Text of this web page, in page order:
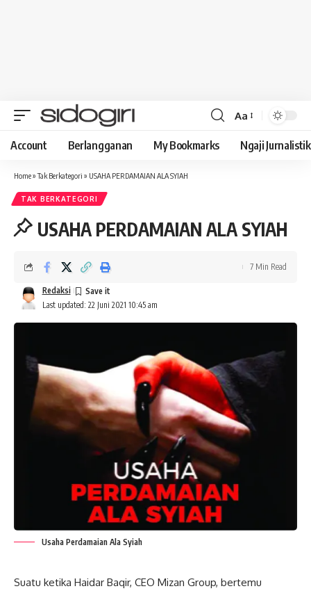
Font
Resizer
Aa
Account Berlangganan My Bookmarks Ngaji Jurnalistik
Home»Tak Berkategori » USAHA PERDAMAIAN ALA SYIAH
TAK BERKATEGORI
USAHA PERDAMAIAN ALA SYIAH
Last updated: 22 Juni 2021 10:45 am
Redaksi
7 Min Read
Usaha Perdamaian Ala Syiah
Suatu ketika Haidar Baqir, CEO Mizan Group, bertemu